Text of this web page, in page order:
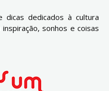
dedicados à cultura
sonhos e coisas